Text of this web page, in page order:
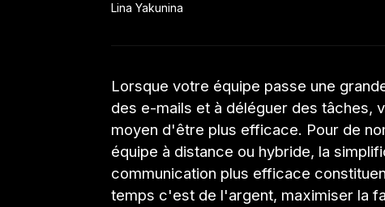
Lina Yakunina
Lorsque votre équipe passe une
des e-mails et à déléguer des tâches,
moyen d'être plus efficace. Pour de
équipe à distance ou hybride, la
communication plus efficace
temps c'est de l'argent, maximiser la